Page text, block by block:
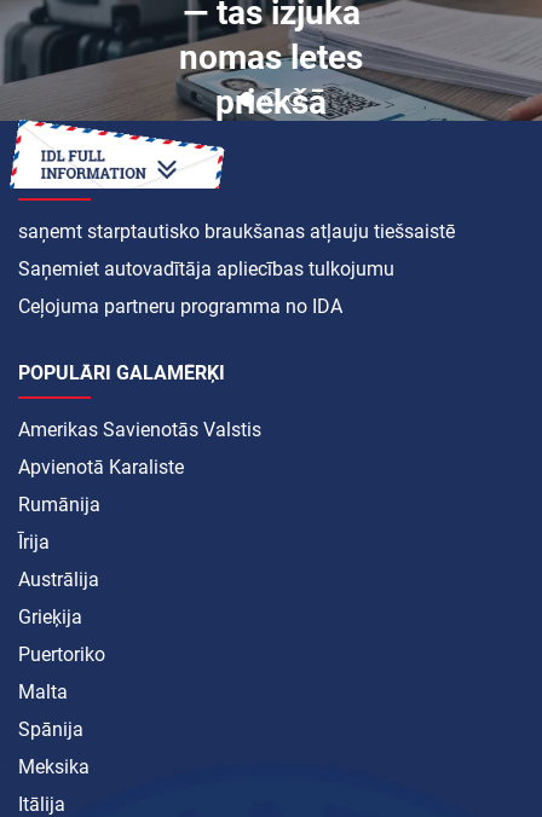
— tas izjuka
nomas letes
priekšā
KĀ
saņemt starptautisko braukšanas atļauju tiešsaistē
Saņemiet autovadītāja apliecības tulkojumu
Ceļojuma partneru programma no IDA
POPULĀRI GALAMĒRĶI
Amerikas Savienotās Valstis
Apvienotā Karaliste
Rumānija
Īrija
Austrālija
Grieķija
Puertoriko
Malta
Spānija
Meksika
Itālija